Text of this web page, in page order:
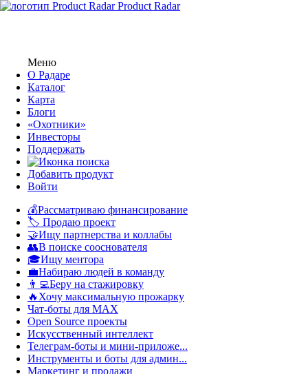
Product Radar
Меню
О Радаре
Каталог
Карта
Блоги
«Охотники»
Инвесторы
Поддержать
Добавить продукт
Войти
💰Рассматриваю финансирование
🏷️ Продаю проект
🤝Ищу партнерства и коллабы
👥В поиске сооснователя
🎓Ищу ментора
💼Набираю людей в команду
👨‍💻Беру на стажировку
🔥Хочу максимальную прожарку
Чат-боты для MAX
Open Source проекты
Искусственный интеллект
Телеграм-боты и мини-приложе...
Инструменты и боты для админ...
Маркетинг и продажи